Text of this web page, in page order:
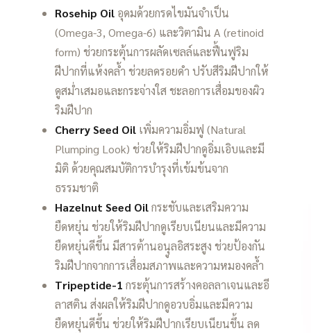
Rosehip Oil อุดมด้วยกรดไขมันจำเป็น
(Omega-3, Omega-6) และวิตามิน A (retinoid
form) ช่วยกระตุ้นการผลัดเซลล์และฟื้นฟูริม
ฝีปากที่แห้งคล้ำ ช่วยลดรอยดำ ปรับสีริมฝีปากให้
ดูสม่ำเสมอและกระจ่างใส ชะลอการเสื่อมของผิว
ริมฝีปาก
Cherry Seed Oil เพิ่มความอิ่มฟู (Natural
Plumping Look) ช่วยให้ริมฝีปากดูอิ่มเอิบและมี
มิติ ด้วยคุณสมบัติการบำรุงที่เข้มข้นจาก
ธรรมชาติ
Hazelnut Seed Oilกระชับและเสริมความ
ยืดหยุ่น ช่วยให้ริมฝีปากดูเรียบเนียนและมีความ
ยืดหยุ่นดีขึ้น มีสารต้านอนุูลอิสระสูง ช่วยป้องกัน
ริมฝีปากจากการเสื่อมสภาพและความหมองคล้ำ
Tripeptide-1 กระตุ้นการสร้างคอลลาเจนและอี
ลาสติน ส่งผลให้ริมฝีปากดูอวบอิ่มและมีความ
ยืดหยุ่นดีขึ้น ช่วยให้ริมฝีปากเรียบเนียนขึ้น ลด